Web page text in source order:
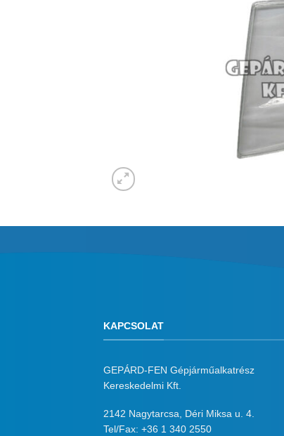
KAPCSOLAT
GEPÁRD-FEN Gépjárműalkatrész
Kereskedelmi Kft.
2142 Nagytarcsa, Déri Miksa u. 4.
Tel/Fax: +36 1 340 2550